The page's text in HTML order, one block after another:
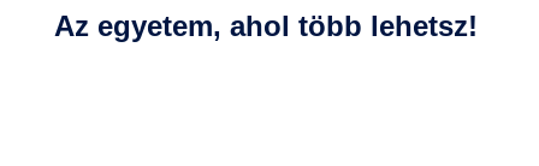
Az egyetem, ahol több lehetsz!